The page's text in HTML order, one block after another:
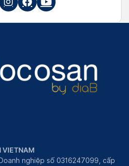
VIETNAM
nghiệp số 0316247099, cấp